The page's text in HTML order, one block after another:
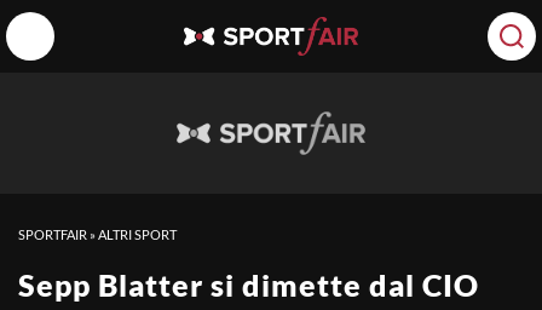
SPORTFAIR »ALTRI SPORT
Sepp Blatter si dimette dal CIO